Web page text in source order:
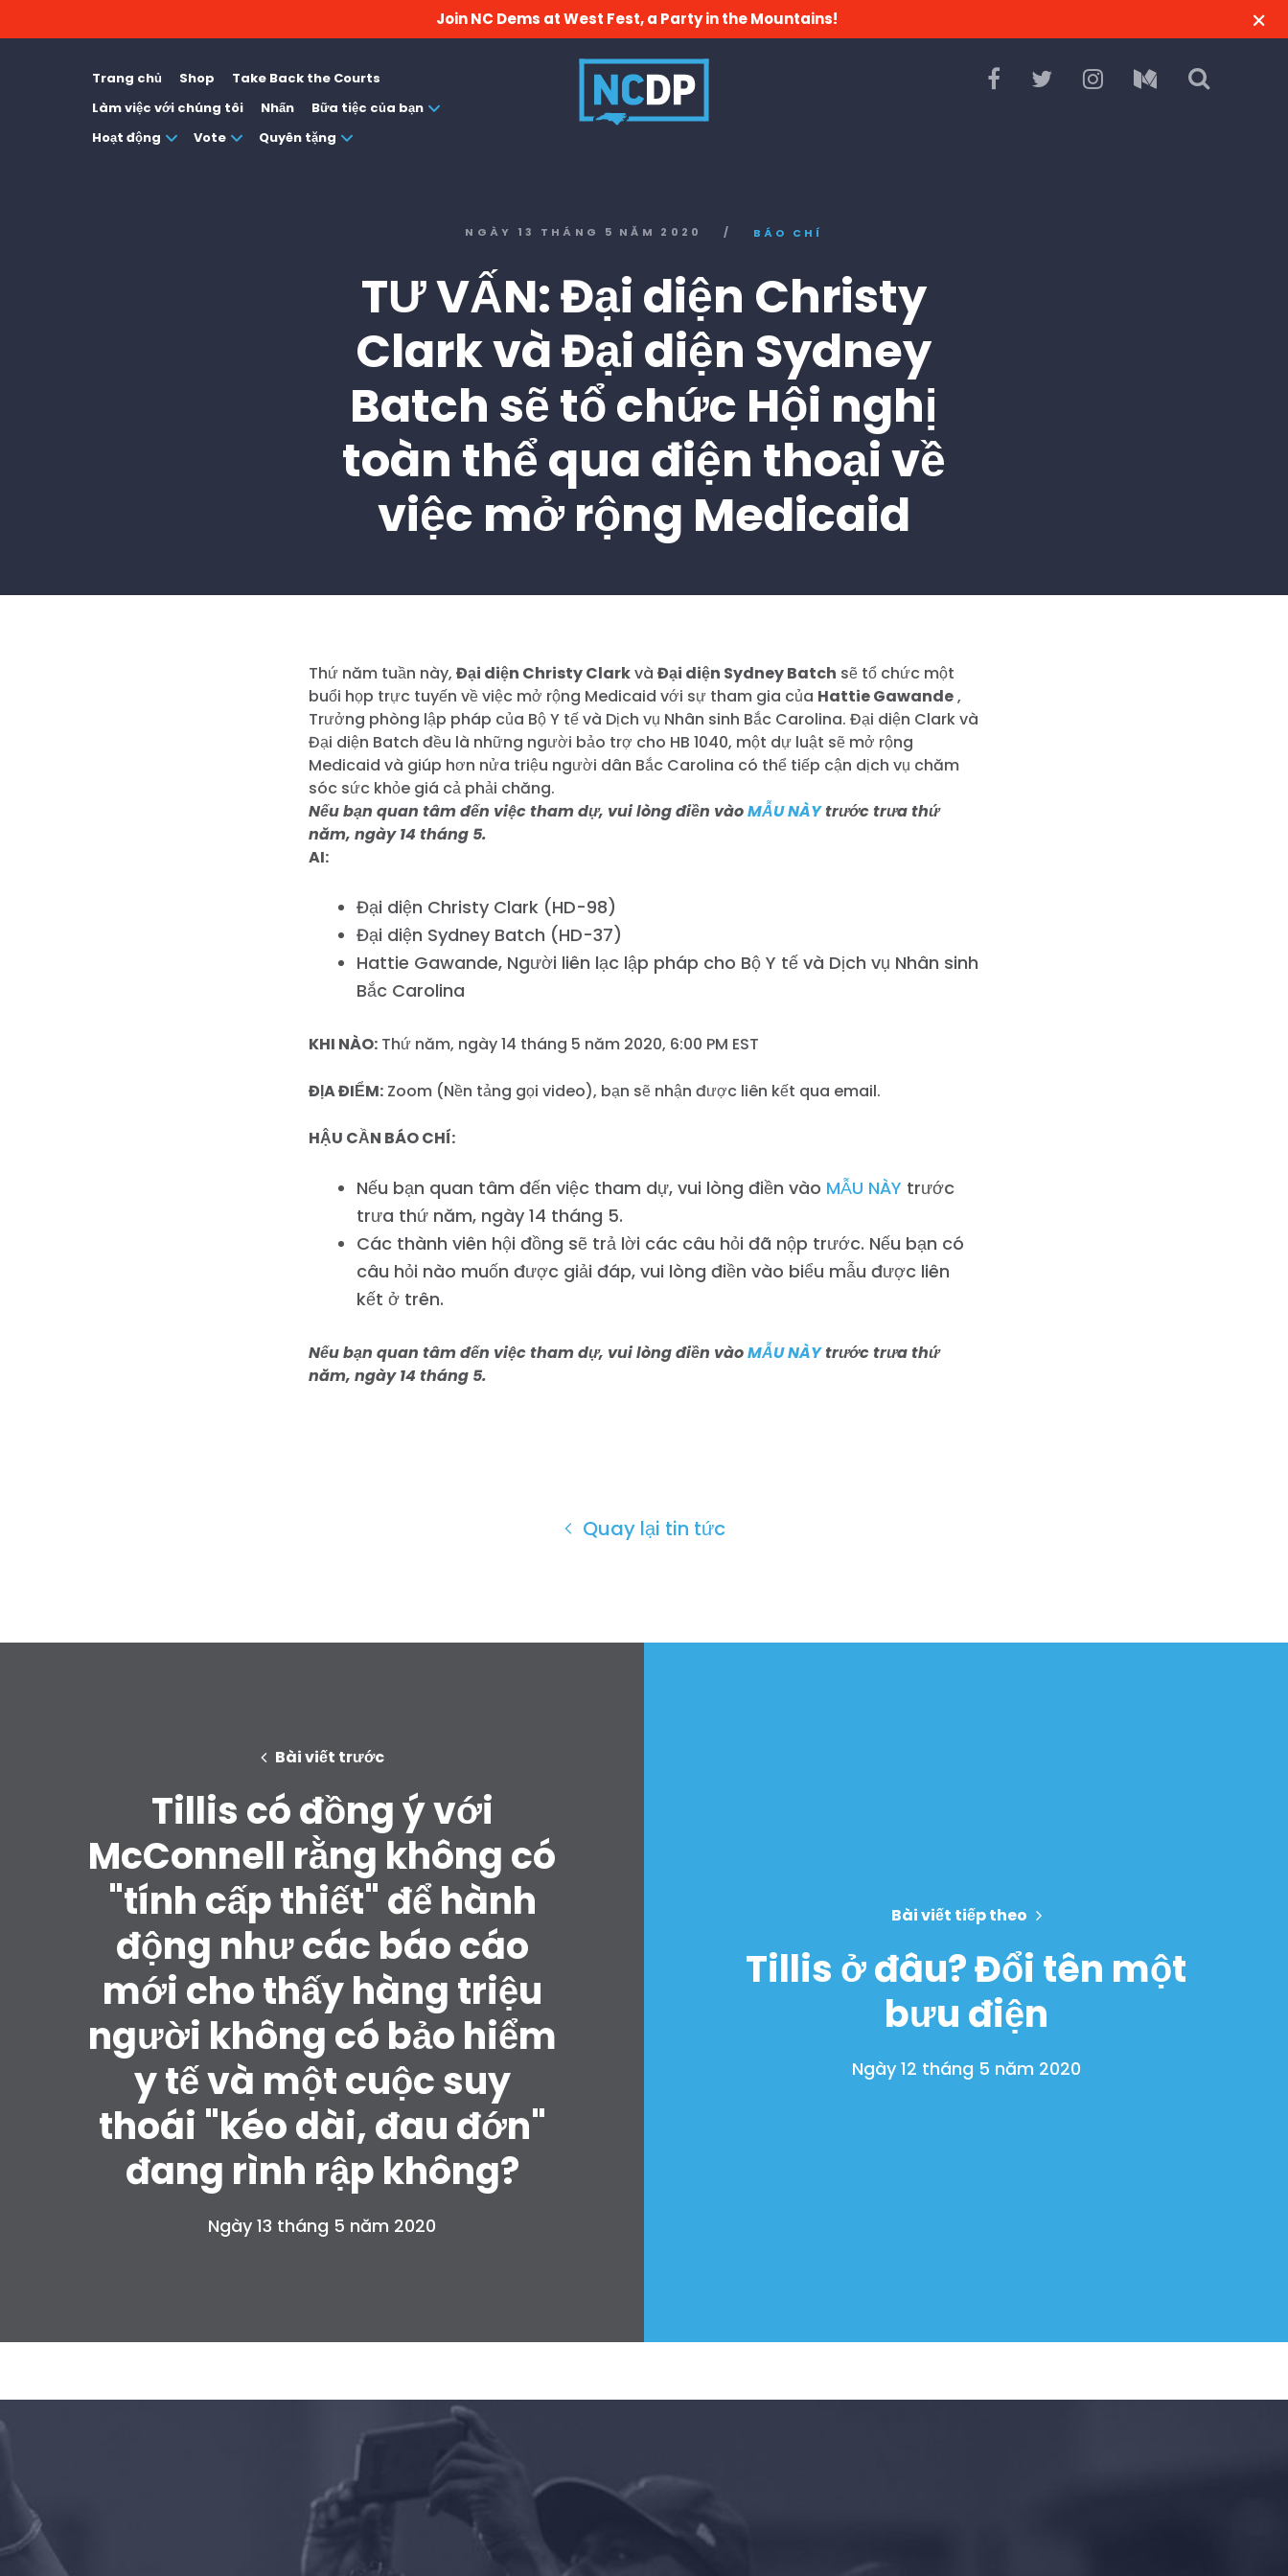
Join NC Dems at West Fest, a Party in the Mountains!
Trang chủ Shop
Take Back the Courts
Làm việc với chúng tôi
Nhấn
Bữa tiệc của bạn
Hoạt động
Vote Quyên tặng
NGÀY 13 THÁNG 5 NĂM 2020 / BÁO CHÍ
TƯ VẤN: Đại diện Christy
Clark và Đại diện Sydney
Batch sẽ tổ chức Hội nghị
toàn thể qua điện thoại về
việc mở rộng Medicaid
Thứ năm tuần này,Đại diện Christy ClarkvàĐại diện Sydney Batch sẽ tổ chức một
buổi họp trực tuyến về việc mở rộng Medicaid với sự tham gia của Hattie Gawande,
Trưởng phòng lập pháp của Bộ Y tế và Dịch vụ Nhân sinh Bắc Carolina. Đại diện Clark và
Đại diện Batch đều là những người bảo trợ cho HB 1040, một dự luật sẽ mở rộng
Medicaid và giúp hơn nửa triệu người dân Bắc Carolina có thể tiếp cận dịch vụ chăm
sóc sức khỏe giá cả phải chăng.
Nếu bạn quan tâm đến việc tham dự, vui lòng điền vàoMẪU NÀYtrước trưa thứ
năm, ngày 14 tháng 5.
AI:
Đại diện Christy Clark (HD-98)
Đại diện Sydney Batch (HD-37)
Hattie Gawande, Người liên lạc lập pháp cho Bộ Y tế và Dịch vụ Nhân sinh
Bắc Carolina
KHI NÀO: Thứ năm, ngày 14 tháng 5 năm 2020, 6:00 PM EST
ĐỊA ĐIỂM: Zoom (Nền tảng gọi video), bạn sẽ nhận được liên kết qua email.
HẬU CẦN BÁO CHÍ:
Nếu bạn quan tâm đến việc tham dự, vui lòng điền vào MẪU NÀY trước
trưa thứ năm, ngày 14 tháng 5.
Các thành viên hội đồng sẽ trả lời các câu hỏi đã nộp trước. Nếu bạn có
câu hỏi nào muốn được giải đáp, vui lòng điền vào biểu mẫu được liên
kết ở trên.
Nếu bạn quan tâm đến việc tham dự, vui lòng điền vàoMẪU NÀYtrước trưa thứ
năm, ngày 14 tháng 5.
Quay lại tin tức
Bài viết trước
Tillis có đồng ý với
McConnell rằng không có
"tính cấp thiết" để hành
động như các báo cáo
mới cho thấy hàng triệu
người không có bảo hiểm
y tế và một cuộc suy
thoái "kéo dài, đau đớn"
đang rình rập không?
Ngày 13 tháng 5 năm 2020
Bài viết tiếp theo
Tillis ở đâu? Đổi tên một
bưu điện
Ngày 12 tháng 5 năm 2020